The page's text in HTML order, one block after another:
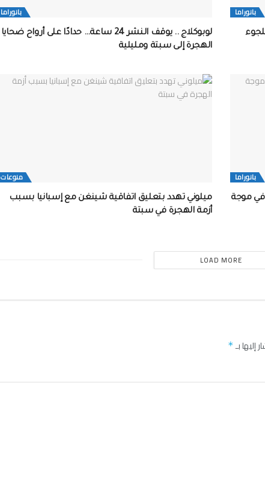
بانوراما بانوراما
لوبوكلاج .. يوقف النشر 24 ساعة… حدادًا على أرواح ضحايا
الهجرة إلى سبتة ومليلية
بانوراما
ألف مهاجر و34 قتيلاً في موجة
منوعات
ميلوني تهدد بتعليق اتفاقية شينغن مع إسبانيا بسبب
أزمة الهجرة في سبتة
LOAD MORE
إليها بـ*